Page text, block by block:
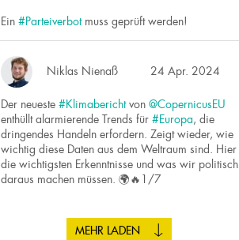
Ein #Parteiverbotmuss geprüft werden!
Niklas Nienaß 24 Apr. 2024
Der neueste #Klimaberichtvon @CopernicusEU
enthüllt alarmierende Trends für #Europa, die
dringendes Handeln erfordern. Zeigt wieder, wie
wichtig diese Daten aus dem Weltraum sind. Hier
die wichtigsten Erkenntnisse und was wir politisch
daraus machen müssen. 🌍🔥1/7
MEHR LADEN